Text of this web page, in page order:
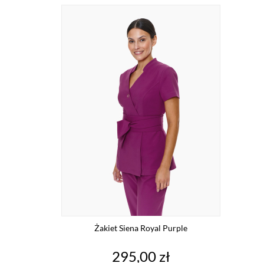
Żakiet Siena Royal Purple
Cena
295,00 zł